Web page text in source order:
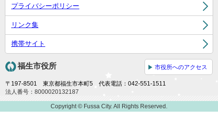
プライバシーポリシー
リンク集
携帯サイト
福生市役所 市役所へのアクセス
〒197-8501 東京都福生市本町5 代表電話：042-551-1511
法人番号：8000020132187
Copyright © Fussa City. All Rights Reserved.